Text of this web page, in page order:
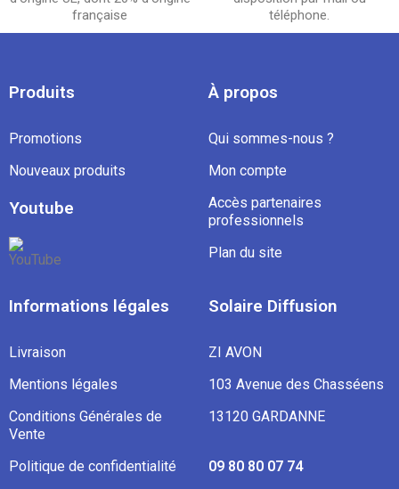
française
téléphone.
Produits
Promotions
Nouveaux produits
Youtube
À propos
Qui sommes-nous ?
Mon compte
Accès partenaires
professionnels
Plan du site
Informations légales
Livraison
Mentions légales
Conditions Générales de
Vente
Politique de confidentialité
Solaire Diffusion
ZI AVON
103 Avenue des Chasséens
13120 GARDANNE
09 80 80 07 74